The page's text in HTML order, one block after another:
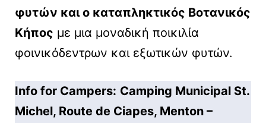
φυτών και ο καταπληκτικός Βοτανικός
Κήπος με μια μοναδική ποικιλία
φοινικόδεντρων και εξωτικών φυτών.
Info for Campers: Camping Municipal St.
Michel, Route de Ciapes, Menton –